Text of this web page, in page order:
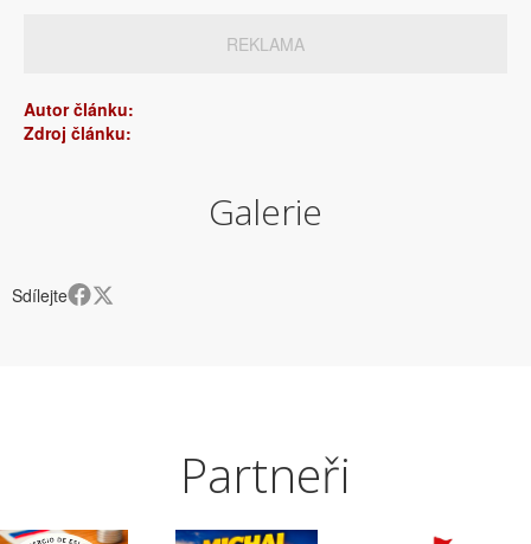
REKLAMA
Autor článku:
Zdroj článku:
Galerie
Sdílejte
Partneři